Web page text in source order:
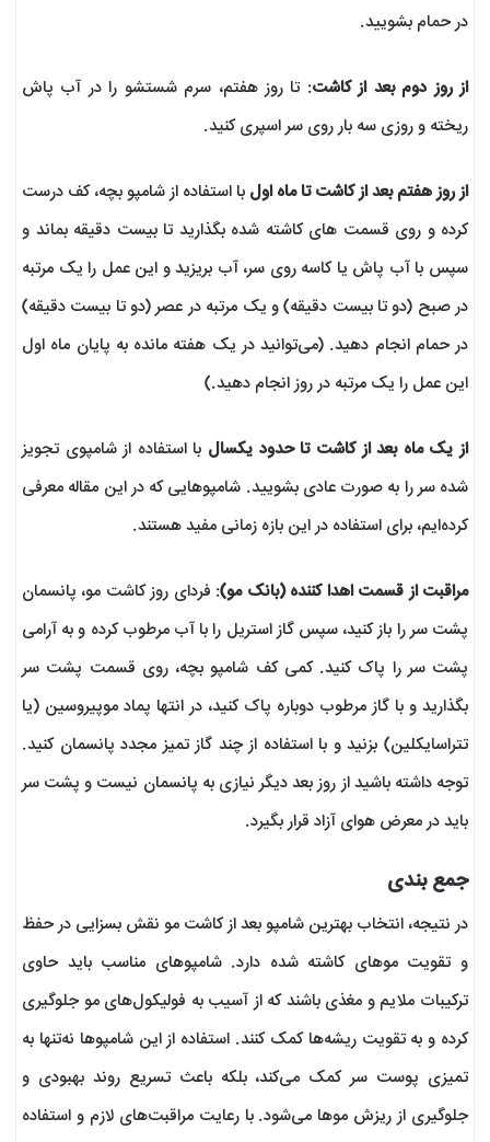
در حمام بشویید.
از روز دوم بعد از کاشت: تا روز هفتم، سرم شستشو را در آب پاش
ریخته و روزی سه بار روی سر اسپری کنید.
از روز هفتم بعد از کاشت تا ماه اول با استفاده از شامپو بچه، کف درست
کرده و روی قسمت های کاشته شده بگذارید تا بیست دقیقه بماند و
سپس با آب پاش یا کاسه روی سر، آب بریزید و این عمل را یک مرتبه
در صبح (دو تا بیست دقیقه) و یک مرتبه در عصر (دو تا بیست دقیقه)
در حمام انجام دهید. (می‌توانید در یک هفته مانده به پایان ماه اول
این عمل را یک مرتبه در روز انجام دهید.)
از یک ماه بعد از کاشت تا حدود یکسال با استفاده از شامپوی تجویز
شده سر را به صورت عادی بشویید. شامپو‌هایی که در این مقاله معرفی
کرده‌ایم، برای استفاده در این بازه زمانی مفید هستند.
مراقبت از قسمت اهدا کننده (بانک مو): فردای روز کاشت مو، پانسمان
پشت سر را باز کنید، سپس گاز استریل را با آب مرطوب کرده و به آرامی
پشت سر را پاک کنید. کمی کف شامپو بچه، روی قسمت پشت سر
بگذارید و با گاز مرطوب دوباره پاک کنید، در انتها پماد موپیروسین (یا
تتراسایکلین) بزنید و با استفاده از چند گاز تمیز مجدد پانسمان کنید.
توجه داشته باشید از روز بعد دیگر نیازی به پانسمان نیست و پشت سر
باید در معرض هوای آزاد قرار بگیرد.
جمع بندی
در نتیجه، انتخاب بهترین شامپو بعد از کاشت مو نقش بسزایی در حفظ
و تقویت موهای کاشته شده دارد. شامپوهای مناسب باید حاوی
ترکیبات ملایم و مغذی باشند که از آسیب به فولیکول‌های مو جلوگیری
کرده و به تقویت ریشه‌ها کمک کنند. استفاده از این شامپوها نه‌تنها به
تمیزی پوست سر کمک می‌کند، بلکه باعث تسریع روند بهبودی و
جلوگیری از ریزش موها می‌شود. با رعایت مراقبت‌های لازم و استفاده